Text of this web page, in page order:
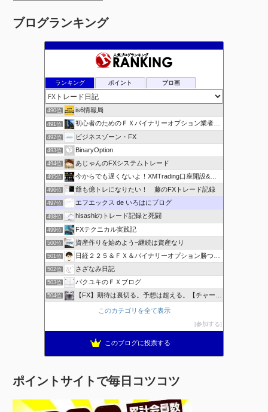
カ
ブログランキング
ランキング ポイント ブロ画
490位 is6情報局
491位 初心者のためのＦＸバイナリーオプション業者比較.com
492位 ビジネスゾーン・FX
493位 BinaryOption
494位 あじゃんのFXシステムトレード
495位 今からでも遅くないよ！XMTrading口座開設&攻略ブログ
496位 爺も億トレになりたい！ 藤のFXトレード記録
497位 エフエックス de いろはにブログ
498位 hisashiのトレード記録と死闘
499位 FXテクニカル実践記
500位 資産作りを始めよう−継続は資産なり
501位 日経２２５＆ＦＸ＆バイナリーオプション勝つための
502位 さざなみ日記
503位 バクユキのＦＸブログ
504位 【FX】期待は裏切る。予想は超える。【チャート学びブログ】
このカテゴリを全て表示
参加する
このブログに投票する
ポイントサイトで毎日コツコツ